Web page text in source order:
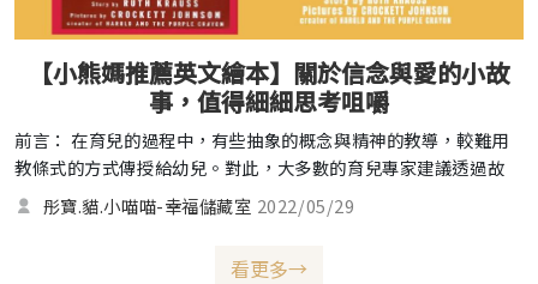
【小熊媽推薦英文繪本】關於信念與愛的小故
事，值得細細思考咀嚼
前言： 在育兒的過程中，有些抽象的概念與精神的教導，較難用
教條式的方式傳授給幼兒。對此，大多數的育兒專家建議透過故
事、繪本，甚至是經驗做為啟發，讓孩子能夠了解、分辨自己的感
受與行為意義。 今天向各位推薦以下這三本經典英文繪本，描述
彤寶.貓.小喵喵-幸福儲藏室 2022/05/29
看更多→